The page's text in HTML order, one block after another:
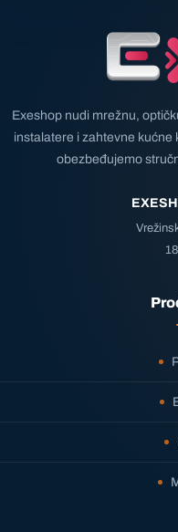
Exeshop nudi mrežnu,
instalatere i zahtevne
obezbeđujemo